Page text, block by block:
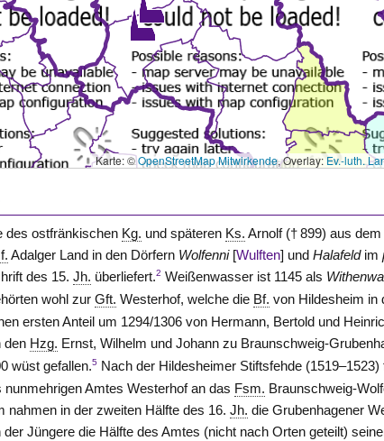
Karte: ©OpenStreetMap Mitwirkende, Overlay: Ev.-luth.
des ostfränkischen Kg. und späteren Ks. Arnolf († 899) aus
Adalger Land in den Dörfern Wolfenni [Wulften] undHalafeldim
des 15.Jh. überliefert.2 Weißenwasser ist 1145 als
wohl zurGft. Westerhof, welche die Bf. von Hildesheim in
ersten Anteil um 1294/1306 von Hermann, Bertold und
den Hzg. Ernst, Wilhelm und Johann zu Braunschweig-
wüst gefallen.5 Nach der Hildesheimer Stiftsfehde (1519–1523)
nunmehrigen AmtesWesterhofan das Fsm. Braunschweig-
nahmen in der zweiten Hälfte des 16.Jh. die Grubenhagener
der Jüngere die Hälfte des Amtes (nicht nach Orten geteilt)